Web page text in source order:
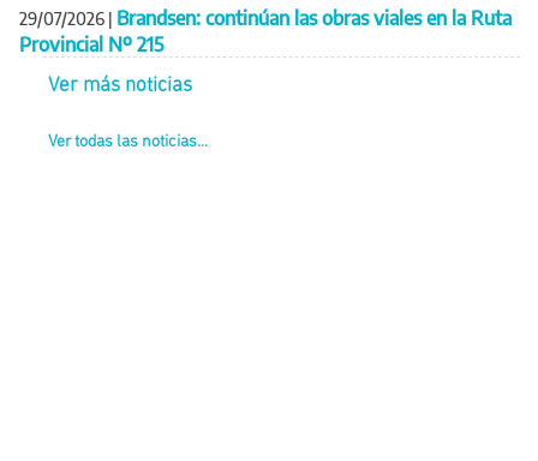
29/07/2026 | Brandsen: continúan las obras viales en la Ruta
Provincial Nº 215
Ver más noticias
Ver todas las noticias...